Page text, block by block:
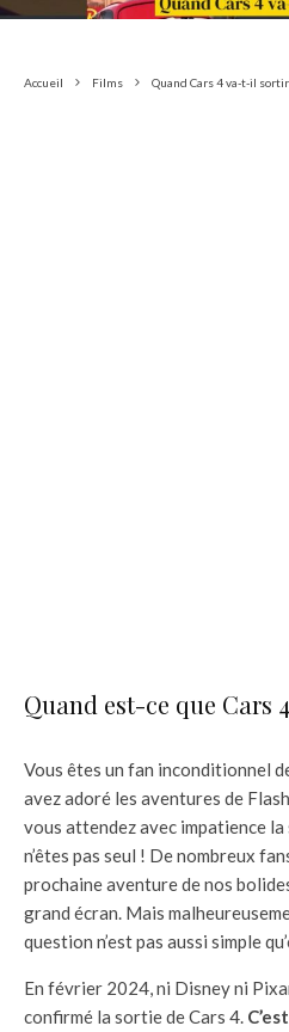
Accueil Films Quand Cars 4 va-t-il sortir
Quand est-ce que Cars
Vous êtes un fan inconditionnel
avez adoré les aventures de
vous attendez avec impatience la
n’êtes pas seul ! De nombreux
prochaine aventure de nos
grand écran. Mais
question n’est pas aussi simple
En février 2024, ni Disney ni
confirmé la sortie de Cars 4.